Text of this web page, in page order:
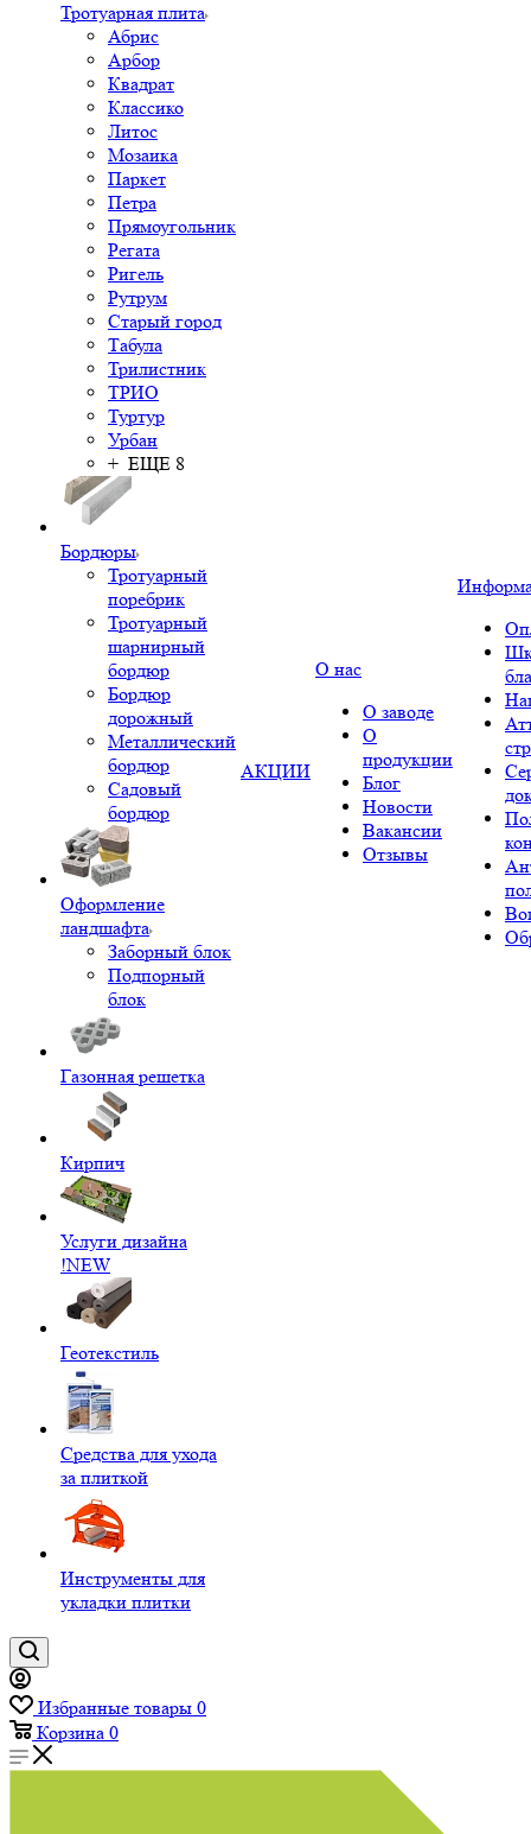
Тротуарная плита
Абрис
Арбор
Квадрат
Классико
Литос
Мозаика
Паркет
Петра
Прямоугольник
Регата
Ригель
Рутрум
Старый город
Табула
Трилистник
ТРИО
Туртур
Урбан
+ ЕЩЕ 8
Бордюры
Тротуарный
поребрик
Тротуарный
шарнирный
бордюр
Бордюр
дорожный
Металлический
бордюр
Садовый
бордюр
Оформление
ландшафта
Заборный блок
Подпорный
блок
Газонная решетка
Кирпич
Услуги дизайна
!NEW
Геотекстиль
Средства для ухода
за плиткой
Инструменты для
укладки плитки
АКЦИИ
О нас
О заводе
О
продукции
Блог
Новости
Вакансии
Отзывы
Избранные товары 0
Корзина 0